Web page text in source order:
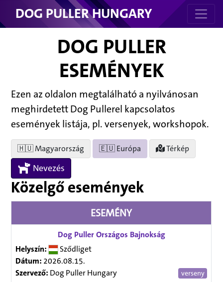
DOG PULLER HUNGARY
DOG PULLER
ESEMÉNYEK
Ezen az oldalon megtalálható a nyilvánosan
meghirdetett Dog Pullerel kapcsolatos
események listája, pl. versenyek, workshopok.
🇭🇺 Magyarország 🇪🇺 Európa Térkép
Nevezés
Közelgő események
ESEMÉNY
Dog Puller Országos Bajnokság
Helyszín:
Sződliget
Dátum: 2026.08.15.
verseny
Szervező: Dog Puller Hungary